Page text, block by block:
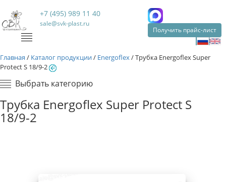
+7 (495) 989 11 40
sale@svk-plast.ru
Получить прайс-лист
Главная / Каталог продукции/ Energoflex/Трубка Energoflex Super
Protect S 18/9-2
Выбрать категорию
Трубка Energoflex Super Protect S
18/9-2